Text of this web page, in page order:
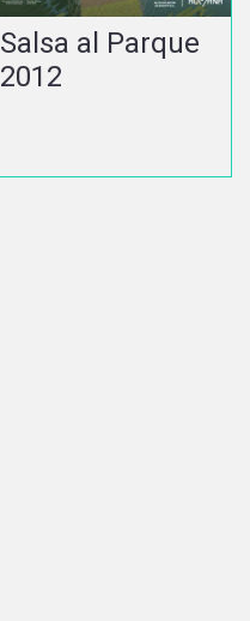
Salsa al Parque
2012